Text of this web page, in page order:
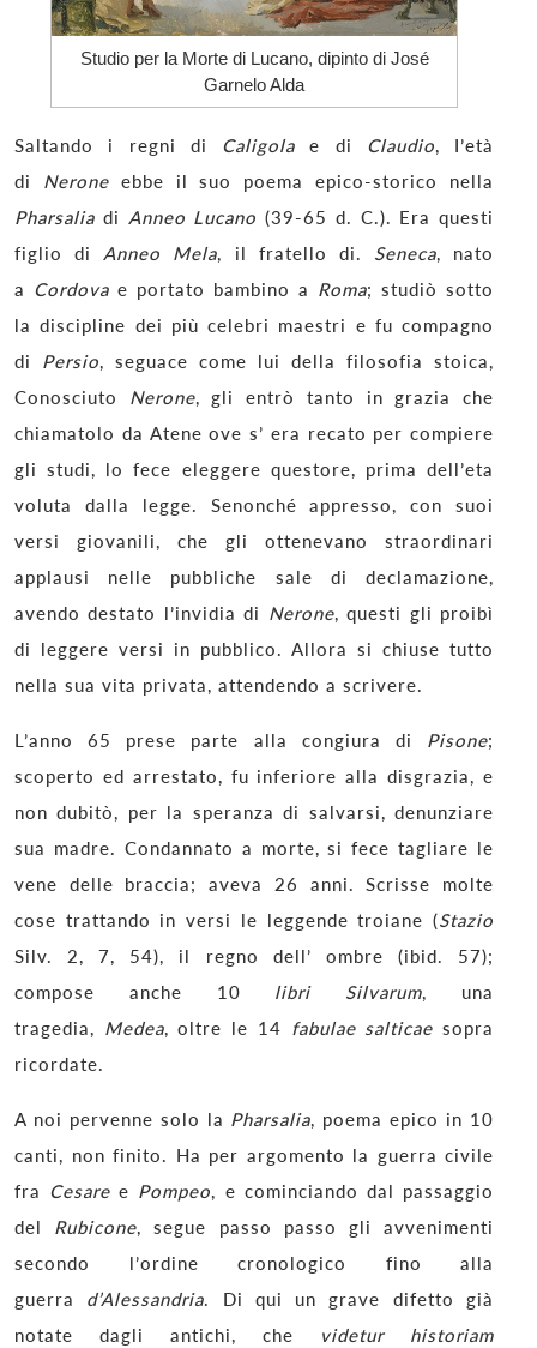
Studio per la Morte di Lucano, dipinto di José
Garnelo Alda
Saltando i regni di Caligola e di Claudio, I’età
di Neroneebbe il suo poema epico-storico nella
Pharsalia di Anneo Lucano (39-65 d. C.). Era questi
figlio di Anneo Mela, il fratello di. Seneca, nato
a Cordova e portato bambino a Roma; studiò sotto
la discipline dei più celebri maestri e fu compagno
di Persio, seguace come lui della filosofia stoica,
Conosciuto Nerone, gli entrò tanto in grazia che
chiamatolo da Atene ove s’ era recato per compiere
gli studi, lo fece eleggere questore, prima dell’eta
voluta dalla legge. Senonché appresso, con suoi
versi giovanili, che gli ottenevano straordinari
applausi nelle pubbliche sale di declamazione,
avendo destato l’invidia di Nerone, questi gli proibì
di leggere versi in pubblico. Allora si chiuse tutto
nella sua vita privata, attendendo a scrivere.
L’anno 65 prese parte alla congiura di Pisone;
scoperto ed arrestato, fu inferiore alla disgrazia, e
non dubitò, per la speranza di salvarsi, denunziare
sua madre. Condannato a morte, si fece tagliare le
vene delle braccia; aveva 26 anni. Scrisse molte
cose trattando in versi le leggende troiane (Stazio
Silv. 2, 7, 54), il regno dell’ ombre (ibid. 57);
compose anche 10 libri Silvarum, una
tragedia, Medea, oltre le 14 fabulae salticae sopra
ricordate.
A noi pervenne solo la Pharsalia, poema epico in 10
canti, non finito. Ha per argomento la guerra civile
fra Cesare e Pompeo, e cominciando dal passaggio
del Rubicone, segue passo passo gli avvenimenti
secondo l’ordine cronologico fino alla
guerra d’Alessandria. Di qui un grave difetto già
notate dagli antichi, che
videtur historiam